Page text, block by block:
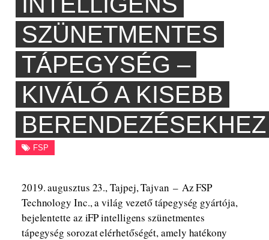
SZÜNETMENTES
TÁPEGYSÉG –
KIVÁLÓ A KISEBB
BERENDEZÉSEKHEZ
FSP
2019. augusztus 23., Tajpej, Tajvan – Az FSP
Technology Inc., a világ vezető tápegység gyártója,
bejelentette az iFP intelligens szünetmentes
tápegység sorozat elérhetőségét, amely hatékony